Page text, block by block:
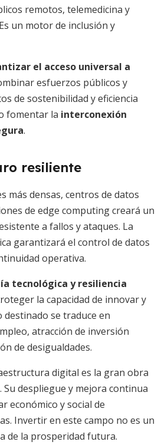
remotos, telemedicina y
un motor de inclusión y
el acceso universal a
esfuerzos públicos y
de sostenibilidad y eficiencia
fomentar la interconexión
.
resiliente
más densas, centros de datos
de edge computing creará un
a fallos y ataques. La
garantizará el control de datos
operativa.
tecnológica y resiliencia
la capacidad de innovar y
destinado se traduce en
atracción de inversión
de desigualdades.
digital es la gran obra
Su despliegue y mejora continua
económico y social de
Invertir en este campo no es un
de la prosperidad futura.